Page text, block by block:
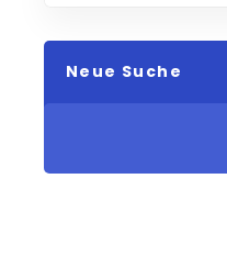
Neue Suche